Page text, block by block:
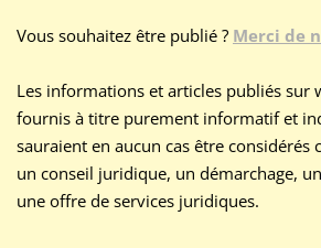
Vous souhaitez être publié ? Merci de
Les informations et articles publiés sur
fournis à titre purement informatif et
sauraient en aucun cas être considérés
un conseil juridique, un démarchage,
une offre de services juridiques.